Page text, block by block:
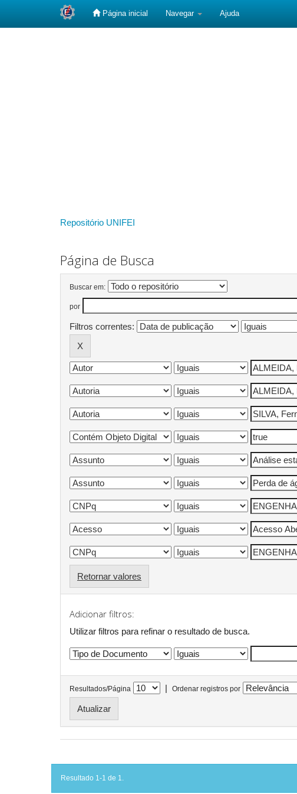
Página inicial Navegar Ajuda
Repositório UNIFEI
Página de Busca
Buscar em:
por
Filtros correntes:
Retornar valores
Adicionar filtros:
Utilizar filtros para refinar o resultado de busca.
Resultados/Página | Ordenar registros por
Resultado 1-1 de 1.